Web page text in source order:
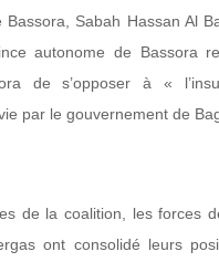
Sabah Hassan Al
autonome de Bassora
de s’opposer à «
par le gouvernement de
de la coalition, les forces
ont consolidé leurs